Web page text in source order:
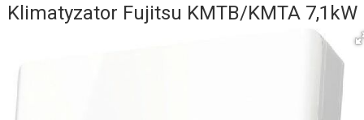
Klimatyzator Fujitsu KMTB/KMTA 7,1kW